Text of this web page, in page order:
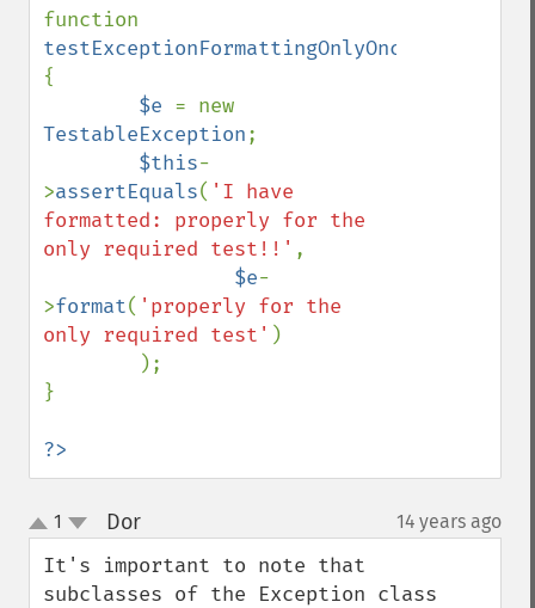
testExceptionFormattingOnlyOnce
{
$e
TestableException;
$this-
>assertEquals( 'I have
formatted: properly for the
only required test!!' ,
$e-
>format( 'properly for the
only required test' )
}
?>
up
down
1 Dor¶ 14 years ago
It's important to note that
subclasses of the Exception class